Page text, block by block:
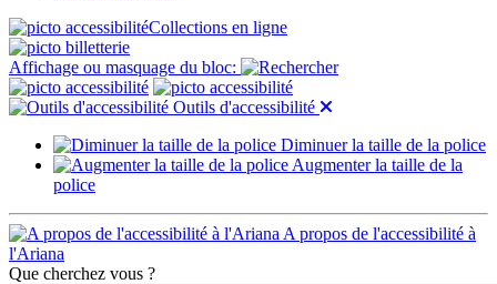
Collections en ligne
Affichage ou masquage du bloc:
Outils d'accessibilité
Diminuer la taille de la police
Augmenter la taille de la
police
A propos de l'accessibilité à
l'Ariana
Que cherchez vous ?